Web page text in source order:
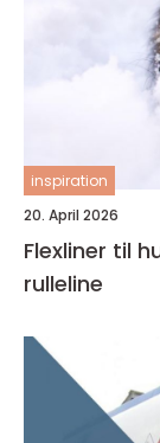
inspiration
20. April 2026
Flexliner til
rulleline